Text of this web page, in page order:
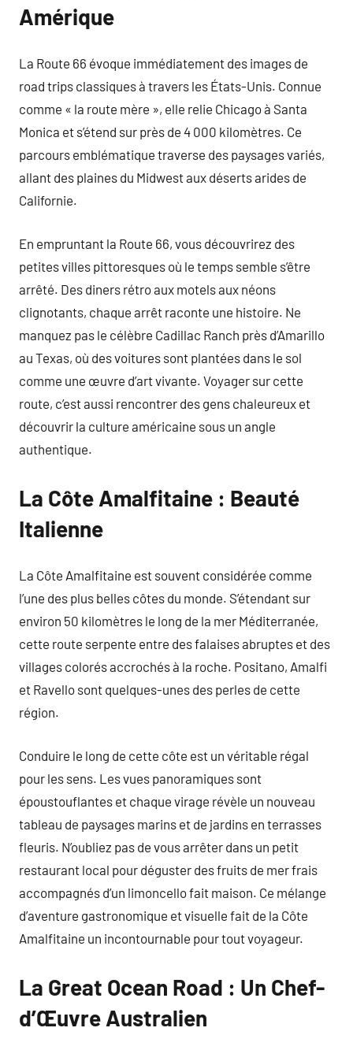
Amérique
La Route 66 évoque immédiatement des images de
road trips classiques à travers les États-Unis. Connue
comme « la route mère », elle relie Chicago à Santa
Monica et s’étend sur près de 4 000 kilomètres. Ce
parcours emblématique traverse des paysages variés,
allant des plaines du Midwest aux déserts arides de
Californie.
En empruntant la Route 66, vous découvrirez des
petites villes pittoresques où le temps semble s’être
arrêté. Des diners rétro aux motels aux néons
clignotants, chaque arrêt raconte une histoire. Ne
manquez pas le célèbre Cadillac Ranch près d’Amarillo
au Texas, où des voitures sont plantées dans le sol
comme une œuvre d’art vivante. Voyager sur cette
route, c’est aussi rencontrer des gens chaleureux et
découvrir la culture américaine sous un angle
authentique.
La Côte Amalfitaine : Beauté
Italienne
La Côte Amalfitaine est souvent considérée comme
l’une des plus belles côtes du monde. S’étendant sur
environ 50 kilomètres le long de la mer Méditerranée,
cette route serpente entre des falaises abruptes et des
villages colorés accrochés à la roche. Positano, Amalfi
et Ravello sont quelques-unes des perles de cette
région.
Conduire le long de cette côte est un véritable régal
pour les sens. Les vues panoramiques sont
époustouflantes et chaque virage révèle un nouveau
tableau de paysages marins et de jardins en terrasses
fleuris. N’oubliez pas de vous arrêter dans un petit
restaurant local pour déguster des fruits de mer frais
accompagnés d’un limoncello fait maison. Ce mélange
d’aventure gastronomique et visuelle fait de la Côte
Amalfitaine un incontournable pour tout voyageur.
La Great Ocean Road : Un Chef-
d’Œuvre Australien